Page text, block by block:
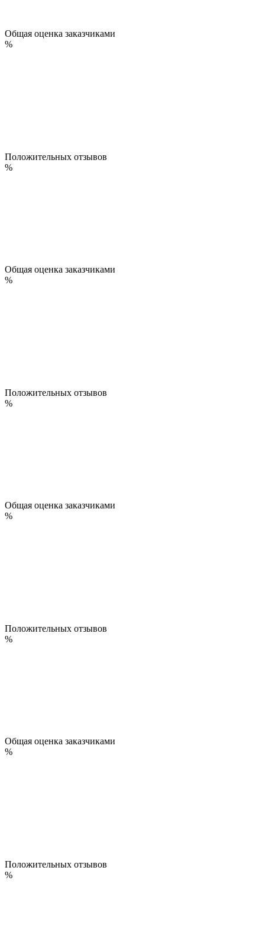
Общая оценка заказчиками
%
Положительных отзывов
%
Общая оценка заказчиками
%
Положительных отзывов
%
Общая оценка заказчиками
%
Положительных отзывов
%
Общая оценка заказчиками
%
Положительных отзывов
%